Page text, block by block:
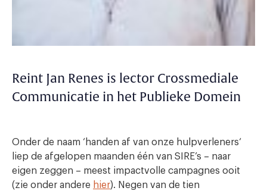
Reint Jan Renes is lector Crossmediale
Communicatie in het Publieke Domein
Onder de naam ‘handen af van onze hulpverleners‘
liep de afgelopen maanden één van SIRE’s – naar
eigen zeggen – meest impactvolle campagnes ooit
(zie onder andere hier). Negen van de tien